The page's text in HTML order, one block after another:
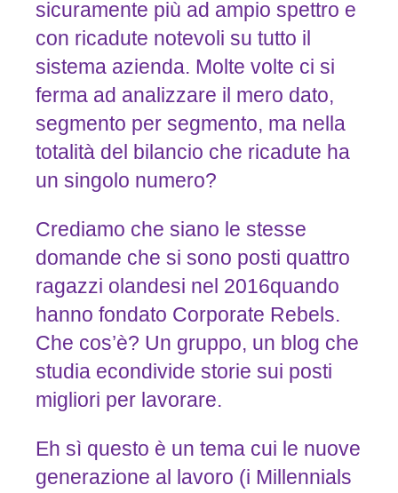
sicuramente più ad ampio spettro e
con ricadute notevoli su tutto il
sistema azienda. Molte volte ci si
ferma ad analizzare il mero dato,
segmento per segmento, ma nella
totalità del bilancio che ricadute ha
un singolo numero?
Crediamo che siano le stesse
domande che si sono posti quattro
ragazzi olandesi nel 2016quando
hanno fondato Corporate Rebels.
Che cos’è? Un gruppo, un blog che
studia econdivide storie sui posti
migliori per lavorare.
Eh sì questo è un tema cui le nuove
generazione al lavoro (i Millennials